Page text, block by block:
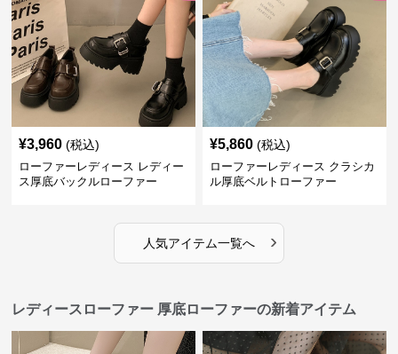
¥3,960 (税込)
ローファーレディース レディー
ス厚底バックルローファー
¥5,860 (税込)
ローファーレディース クラシカ
ル厚底ベルトローファー
人気アイテム一覧へ ›
レディースローファー 厚底ローファーの新着アイテム